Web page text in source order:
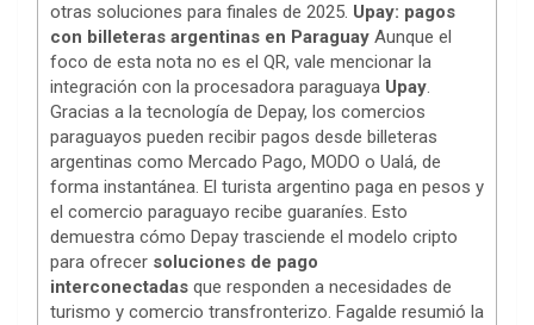
otras soluciones para finales de 2025. Upay: pagos
con billeteras argentinas en Paraguay Aunque el
foco de esta nota no es el QR, vale mencionar la
integración con la procesadora paraguaya Upay.
Gracias a la tecnología de Depay, los comercios
paraguayos pueden recibir pagos desde billeteras
argentinas como Mercado Pago, MODO o Ualá, de
forma instantánea. El turista argentino paga en pesos y
el comercio paraguayo recibe guaraníes. Esto
demuestra cómo Depay trasciende el modelo cripto
para ofrecer soluciones de pago
interconectadas que responden a necesidades de
turismo y comercio transfronterizo. Fagalde resumió la